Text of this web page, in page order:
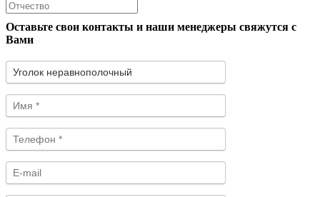
Оставьте свои контакты и наши менеджеры свяжутся с
Вами